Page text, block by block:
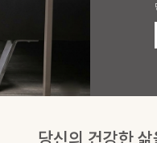
당신의 건강한